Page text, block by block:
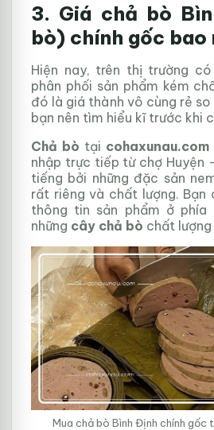
3. Giá chả bò
bò) chính gốc bao
Hiện nay, trên thị trường
phân phối sản phẩm kém
đó là giá thành vô cùng rẻ
bạn nên tìm hiểu kĩ trước khi
Chả bò tại cohaxunau.com
nhập trực tiếp từ chợ Huyện
tiếng bởi những đặc sản
rất riêng và chất lượng.
thông tin sản phẩm ở
những cây chả bò chất lượng
Mua chả bò Bình Định chính gốc